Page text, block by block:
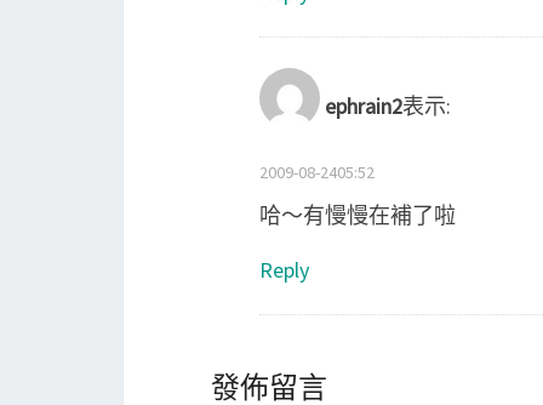
ephrain2表示:
2009-08-2405:52
哈～有慢慢在補了啦
Reply
發佈留言